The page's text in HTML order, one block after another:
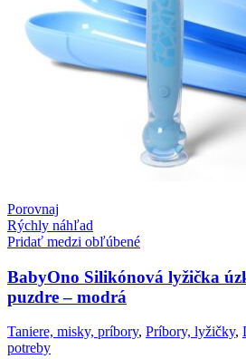
Porovnaj
Rýchly náhľad
Pridať medzi obľúbené
BabyOno Silikónová lyžička
puzdre – modrá
Taniere, misky, príbory, Príbory, lyžičky,
potreby